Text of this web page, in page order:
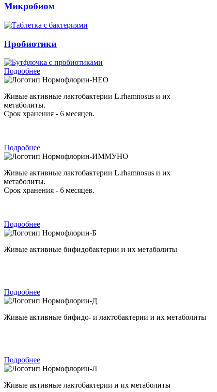
Микробиом
Пробиотики
Подробнее
Нормофлорин-НЕО
Живые активные лактобактерии L.rhamnosus и их
метаболиты.
Срок хранения - 6 месяцев.
Подробнее
Нормофлорин-ИММУНО
Живые активные лактобактерии L.rhamnosus и их
метаболиты.
Срок хранения - 6 месяцев.
Подробнее
Нормофлорин-Б
Живые активные бифидобактерии и их метаболиты
Подробнее
Нормофлорин-Д
Живые активные бифидо- и лактобактерии и их метаболиты
Подробнее
Нормофлорин-Л
Живые активные лактобактерии и их метаболиты